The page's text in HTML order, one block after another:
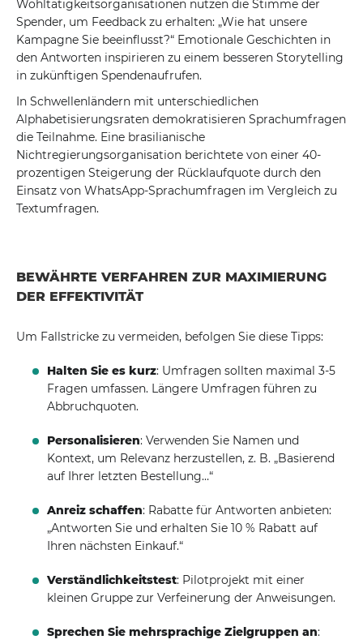
Wohltätigkeitsorganisationen nutzen die Stimme der
Spender, um Feedback zu erhalten: „Wie hat unsere
Kampagne Sie beeinflusst?“ Emotionale Geschichten in
den Antworten inspirieren zu einem besseren Storytelling
in zukünftigen Spendenaufrufen.
In Schwellenländern mit unterschiedlichen
Alphabetisierungsraten demokratisieren Sprachumfragen
die Teilnahme. Eine brasilianische
Nichtregierungsorganisation berichtete von einer 40-
prozentigen Steigerung der Rücklaufquote durch den
Einsatz von WhatsApp-Sprachumfragen im Vergleich zu
Textumfragen.
BEWÄHRTE VERFAHREN ZUR MAXIMIERUNG
DER EFFEKTIVITÄT
Um Fallstricke zu vermeiden, befolgen Sie diese Tipps:
Halten Sie es kurz: Umfragen sollten maximal 3-5
Fragen umfassen. Längere Umfragen führen zu
Abbruchquoten.
Personalisieren: Verwenden Sie Namen und
Kontext, um Relevanz herzustellen, z. B. „Basierend
auf Ihrer letzten Bestellung…“
Anreiz schaffen: Rabatte für Antworten anbieten:
„Antworten Sie und erhalten Sie 10 % Rabatt auf
Ihren nächsten Einkauf.“
Verständlichkeitstest: Pilotprojekt mit einer
kleinen Gruppe zur Verfeinerung der Anweisungen.
Sprechen Sie mehrsprachige Zielgruppen an: